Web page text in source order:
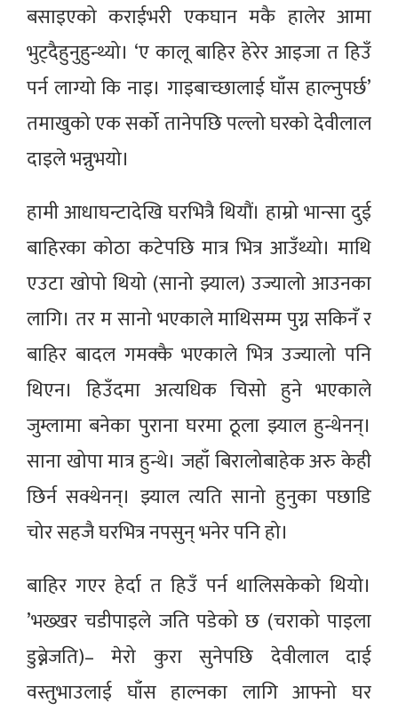
बसाइएको कराईभरी एकघान मकै हालेर आमा
भुट्दैहुनुहुन्थ्यो। ‘ए कालू बाहिर हेरेर आइजा त हिउँ
पर्न लाग्यो कि नाइ। गाइबाच्छालाई घाँस हाल्नुपर्छ’
तमाखुको एक सर्को तानेपछि पल्लो घरको देवीलाल
दाइले भन्नुभयो।
हामी आधाघन्टादेखि घरभित्रै थियौं। हाम्रो भान्सा दुई
बाहिरका कोठा कटेपछि मात्र भित्र आउँथ्यो। माथि
एउटा खोपो थियो (सानो झ्याल) उज्यालो आउनका
लागि। तर म सानो भएकाले माथिसम्म पुग्न सकिनँ र
बाहिर बादल गमक्कै भएकाले भित्र उज्यालो पनि
थिएन। हिउँदमा अत्यधिक चिसो हुने भएकाले
जुम्लामा बनेका पुराना घरमा ठूला झ्याल हुन्थेनन्।
साना खोपा मात्र हुन्थे। जहाँ बिरालोबाहेक अरु केही
छिर्न सक्थेनन्। झ्याल त्यति सानो हुनुका पछाडि
चोर सहजै घरभित्र नपसुन् भनेर पनि हो।
बाहिर गएर हेर्दा त हिउँ पर्न थालिसकेको थियो।
’भख्खर चडीपाइले जति पडेको छ (चराको पाइला
डुब्नेजति)– मेरो कुरा सुनेपछि देवीलाल दाई
वस्तुभाउलाई घाँस हाल्नका लागि आफ्नो घर